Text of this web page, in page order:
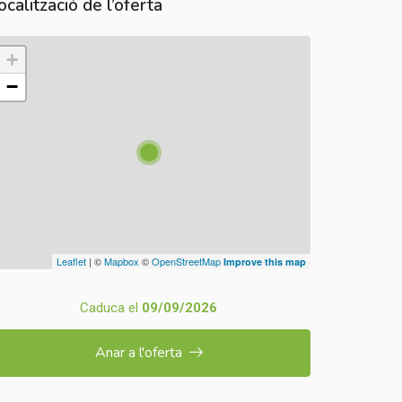
de l’oferta
+
−
Leaflet| ©Mapbox ©OpenStreetMap Improve this map
Caduca el 09/09/2026
Anar a l'oferta